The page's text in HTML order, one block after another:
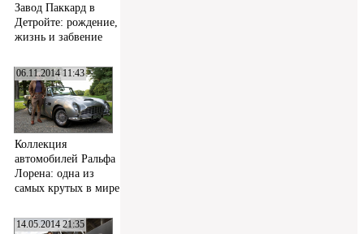
Завод Паккард в
Детройте: рождение,
жизнь и забвение
06.11.2014 11:43
Коллекция
автомобилей Ральфа
Лорена: одна из
самых крутых в мире
14.05.2014 21:35